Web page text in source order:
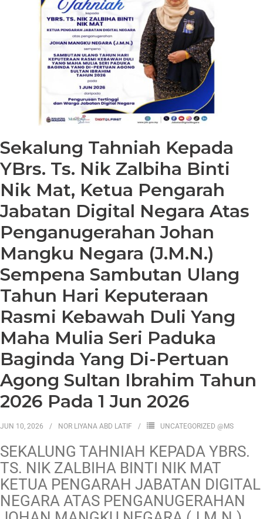
Sekalung Tahniah Kepada
YBrs. Ts. Nik Zalbiha Binti
Nik Mat, Ketua Pengarah
Jabatan Digital Negara Atas
Penganugerahan Johan
Mangku Negara (J.M.N.)
Sempena Sambutan Ulang
Tahun Hari Keputeraan
Rasmi Kebawah Duli Yang
Maha Mulia Seri Paduka
Baginda Yang Di-Pertuan
Agong Sultan Ibrahim Tahun
2026 Pada 1 Jun 2026
JUN 10, 2026 NOR LIYANA ABD LATIF UNCATEGORIZED @MS
SEKALUNG TAHNIAH KEPADA YBRS.
TS. NIK ZALBIHA BINTI NIK MAT
KETUA PENGARAH JABATAN DIGITAL
NEGARA ATAS PENGANUGERAHAN